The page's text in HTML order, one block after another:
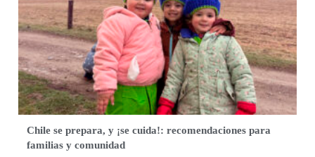
Chile se prepara, y ¡se cuida!: recomendaciones para
familias y comunidad